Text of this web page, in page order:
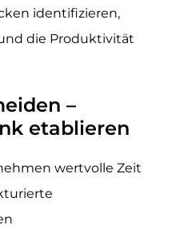
identifizieren,
die Produktivität
–
etablieren
wertvolle Zeit